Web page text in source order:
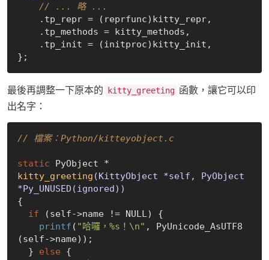
// ... 略 ...
最後再調整一下原本的 kitty_greeting 函數，讓它可以印
出名字：
// 檔案：Python/kitteyobject.c
static
kitty_greeting (KittyObject *self, PyObject
*Py_UNUSED(ignored))
{
if (self->name != NULL) {
printf ( "哈囉，%s！\n" , PyUnicode_AsUTF8
(self->name));
  }
else {